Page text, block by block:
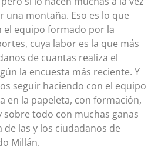
montaña. Eso es lo que
el equipo formado por la
cuya labor es la que más
de cuantas realiza el
la encuesta más reciente. Y
seguir haciendo con el equipo
en la papeleta, con formación,
sobre todo con muchas ganas
las y los ciudadanos de
Millán.